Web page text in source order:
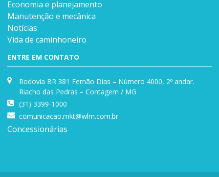
Economia e planejamento
Manutenção e mecânica
Notícias
Vida de caminhoneiro
ENTRE EM CONTATO
Rodovia BR 381 Fernão Dias – Número 4000, 2º andar.
Riacho das Pedras – Contagem / MG
(31) 3399-1000
comunicacao.mkt@wlm.com.br
Concessionárias